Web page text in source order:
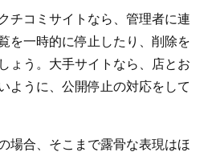
チコミサイトなら、管理者に連
を一時的に停止したり、削除を
ょう。大手サイトなら、店とお
ように、公開停止の対応をして
場合、そこまで露骨な表現はほ